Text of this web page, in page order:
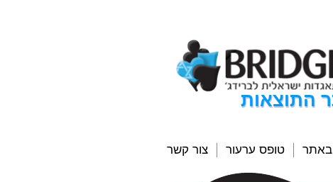
התוצאות
באתר טופס ערעור צור קשר